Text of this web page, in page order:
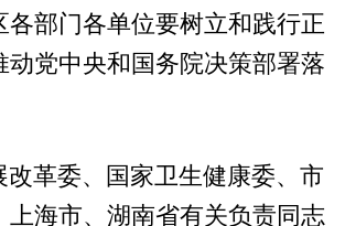
各部门各单位要树立和践行正
动党中央和国务院决策部署落
改革委、国家卫生健康委、市
上海市、湖南省有关负责同志